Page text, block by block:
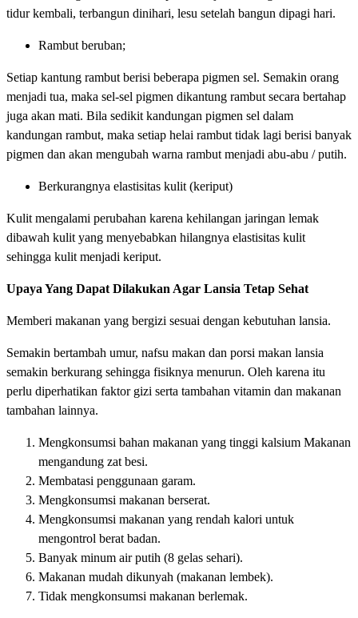
tidur kembali, terbangun dinihari, lesu setelah bangun dipagi hari.
Rambut beruban;
Setiap kantung rambut berisi beberapa pigmen sel. Semakin orang
menjadi tua, maka sel-sel pigmen dikantung rambut secara bertahap
juga akan mati. Bila sedikit kandungan pigmen sel dalam
kandungan rambut, maka setiap helai rambut tidak lagi berisi banyak
pigmen dan akan mengubah warna rambut menjadi abu-abu / putih.
Berkurangnya elastisitas kulit (keriput)
Kulit mengalami perubahan karena kehilangan jaringan lemak
dibawah kulit yang menyebabkan hilangnya elastisitas kulit
sehingga kulit menjadi keriput.
Upaya Yang Dapat Dilakukan Agar Lansia Tetap Sehat
Memberi makanan yang bergizi sesuai dengan kebutuhan lansia.
Semakin bertambah umur, nafsu makan dan porsi makan lansia
semakin berkurang sehingga fisiknya menurun. Oleh karena itu
perlu diperhatikan faktor gizi serta tambahan vitamin dan makanan
tambahan lainnya.
Mengkonsumsi bahan makanan yang tinggi kalsium Makanan
mengandung zat besi.
Membatasi penggunaan garam.
Mengkonsumsi makanan berserat.
Mengkonsumsi makanan yang rendah kalori untuk
mengontrol berat badan.
Banyak minum air putih (8 gelas sehari).
Makanan mudah dikunyah (makanan lembek).
Tidak mengkonsumsi makanan berlemak.